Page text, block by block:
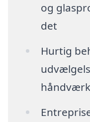
og
det
Hurtig